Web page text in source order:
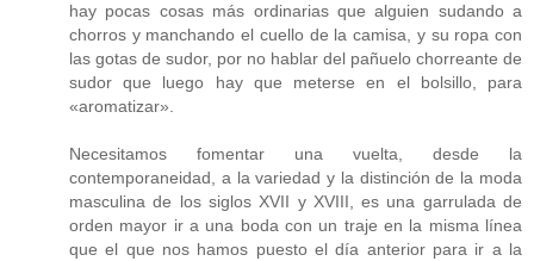
hay pocas cosas más ordinarias que alguien sudando a
chorros y manchando el cuello de la camisa, y su ropa con
las gotas de sudor, por no hablar del pañuelo chorreante de
sudor que luego hay que meterse en el bolsillo, para
«aromatizar».
Necesitamos fomentar una vuelta, desde la
contemporaneidad, a la variedad y la distinción de la moda
masculina de los siglos XVII y XVIII, es una garrulada de
orden mayor ir a una boda con un traje en la misma línea
que el que nos hamos puesto el día anterior para ir a la